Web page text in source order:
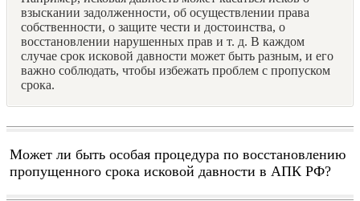
взыскании задолженности, об осуществлении права
собственности, о защите чести и достоинства, о
восстановлении нарушенных прав и т. д. В каждом
случае срок исковой давности может быть разным, и его
важно соблюдать, чтобы избежать проблем с пропуском
срока.
Может ли быть особая процедура по восстановлению
пропущенного срока исковой давности в АПК РФ?